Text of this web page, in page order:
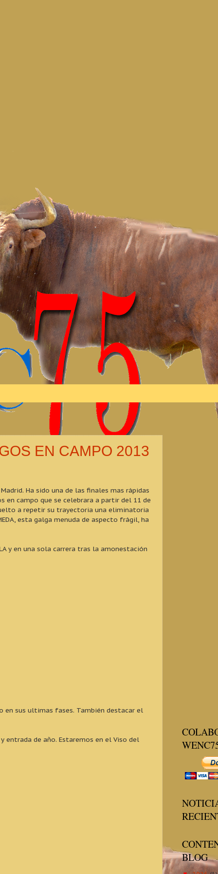
EN CAMPO 2013
Ha sido una de las finales mas rápidas
en campo que se celebrara a partir del 11 de
a repetir su trayectoria una eliminatoria
esta galga menuda de aspecto frágil, ha
y en una sola carrera tras la amonestación
en sus ultimas fases. También destacar el
entrada de año. Estaremos en el Viso del
BLOG